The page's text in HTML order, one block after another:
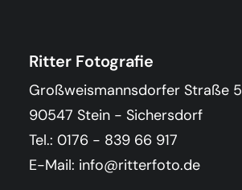
Ritter Fotografie
Großweismannsdorfer Straße 5
90547 Stein - Sichersdorf
Tel.: 0176 - 839 66 917
E-Mail: info@ritterfoto.de